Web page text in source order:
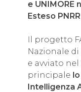
e UNIMORE
Esteso
Il progetto
Nazionale di
e avviato
principale
Intelligenza